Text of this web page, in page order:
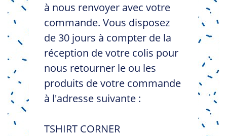
à nous renvoyer avec votre
commande. Vous disposez
de 30 jours à compter de la
réception de votre colis pour
nous retourner le ou les
produits de votre commande
à l'adresse suivante :
TSHIRT CORNER